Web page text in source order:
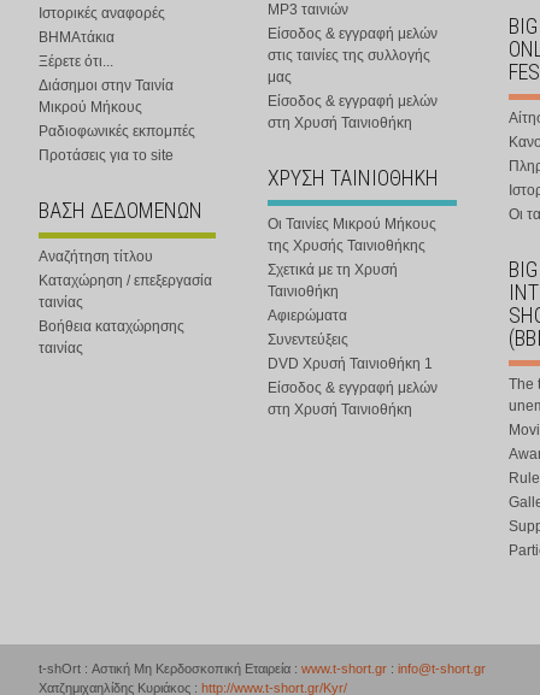
Ιστορικές αναφορές
ΒΗΜΑτάκια
Ξέρετε ότι...
Διάσημοι στην Ταινία
Μικρού Μήκους
Ραδιοφωνικές εκπομπές
Προτάσεις για το site
ΒΑΣΗ ΔΕΔΟΜΕΝΩΝ
Αναζήτηση τίτλου
Καταχώρηση / επεξεργασία
ταινίας
Βοήθεια καταχώρησης
ταινίας
MP3 ταινιών
Είσοδος & εγγραφή μελών
στις ταινίες της συλλογής
μας
Είσοδος & εγγραφή μελών
στη Χρυσή Ταινιοθήκη
ΧΡΥΣΗ ΤΑΙΝΙΟΘΗΚΗ
Οι Ταινίες Μικρού Μήκους
της Χρυσής Ταινιοθήκης
Σχετικά με τη Χρυσή
Ταινιοθήκη
Αφιερώματα
Συνεντεύξεις
DVD Χρυσή Ταινιοθήκη 1
Είσοδος & εγγραφή μελών
στη Χρυσή Ταινιοθήκη
Οι
The
t-shOrt : Αστική Μη Κερδοσκοπική Εταιρεία : www.t-short.gr : info@t-short.gr
Χατζημιχαηλίδης Κυριάκος : http://www.t-short.gr/Kyr/